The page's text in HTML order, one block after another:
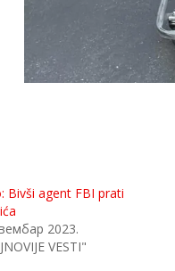
Bivši agent FBI prati
2023.
VESTI"